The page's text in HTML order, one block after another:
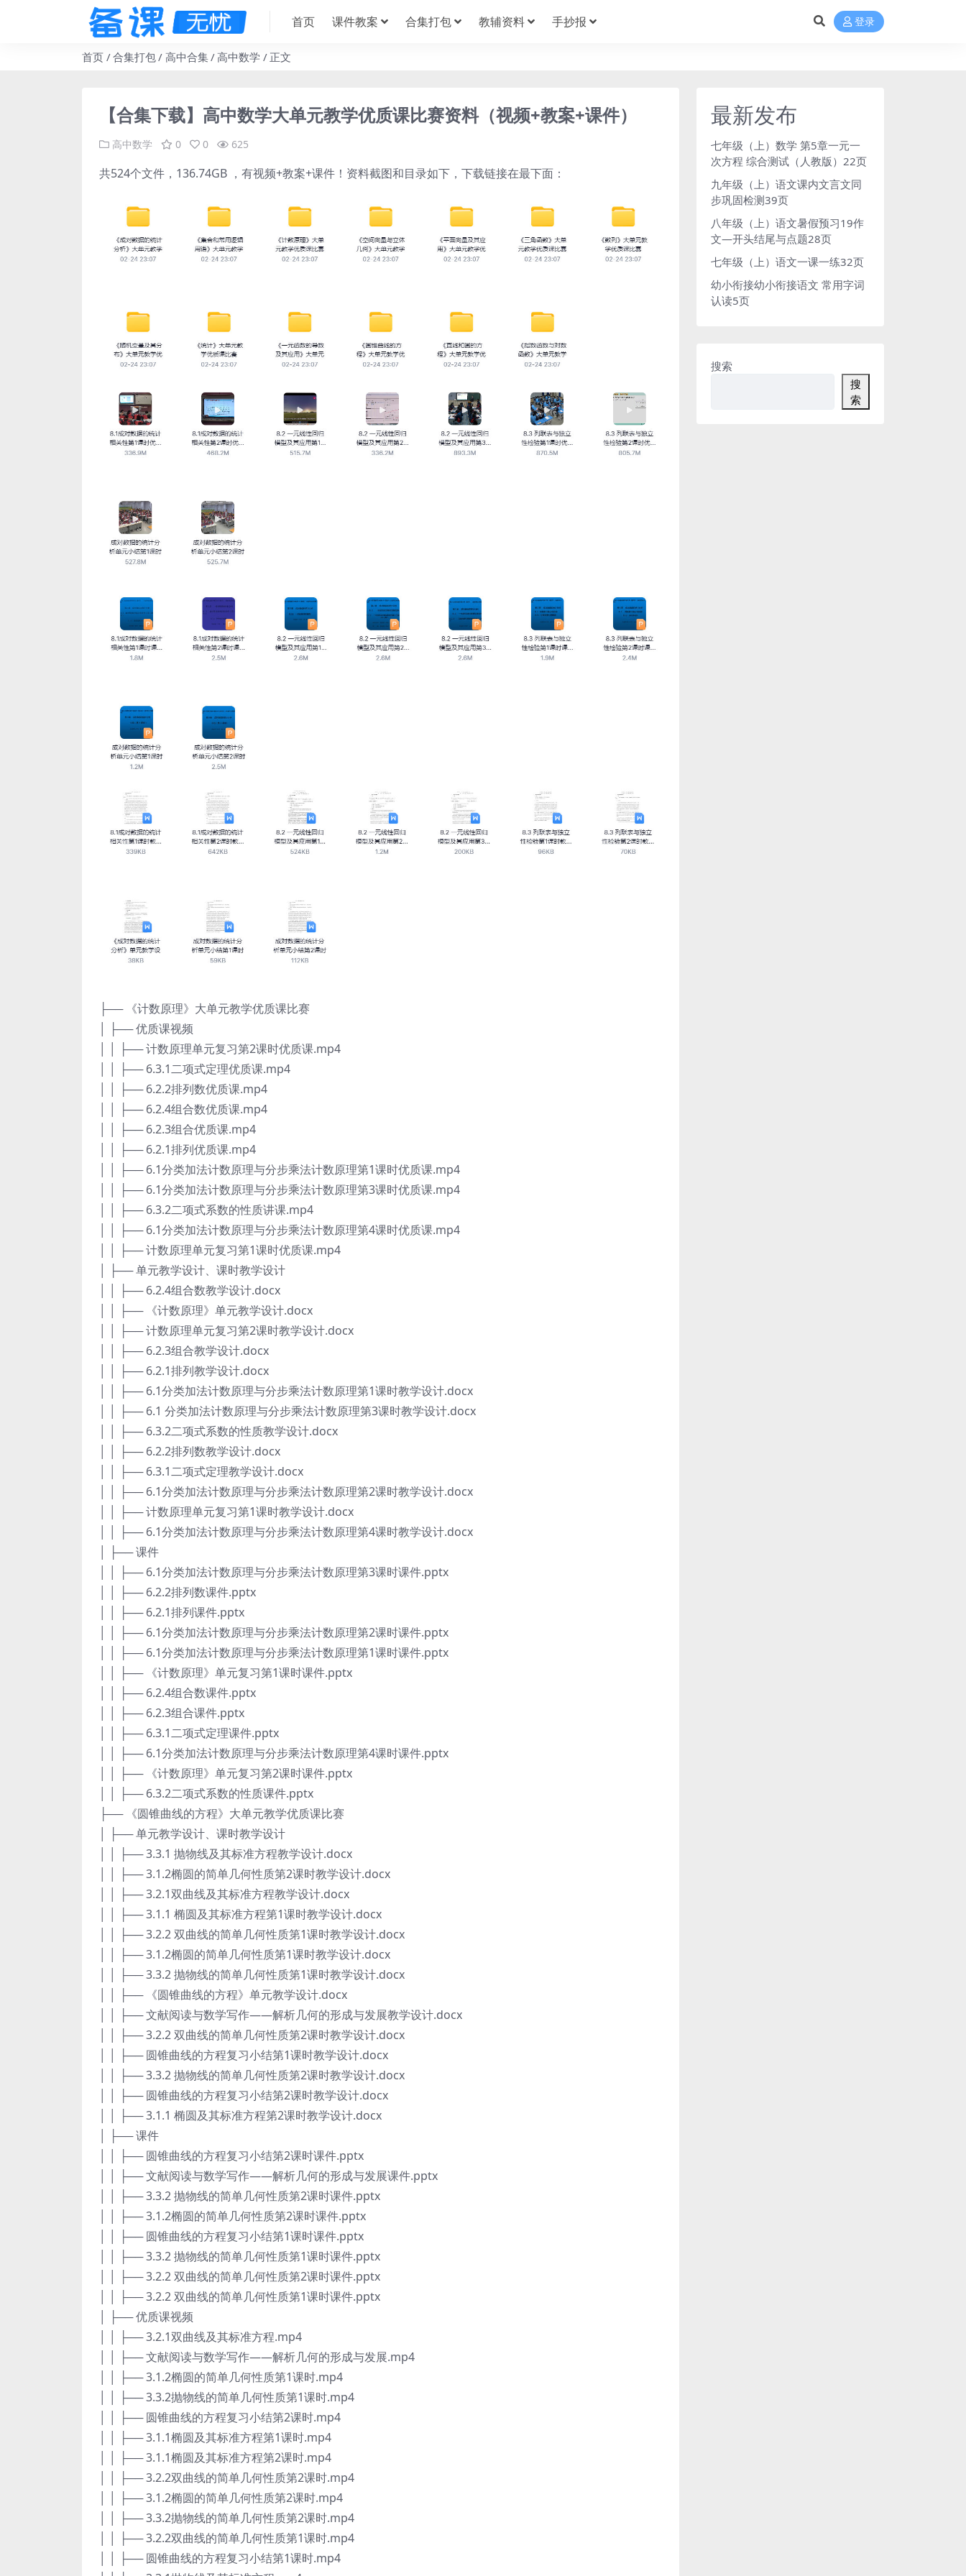
首页 课件教案 合集打包 教辅资料 手抄报 登录
首页 合集打包 高中合集 高中数学 正文
【合集下载】高中数学大单元教学优质课比赛资料（视频+教案+课件）
高中数学 0 0 625
共524个文件，136.74GB ，有视频+教案+课件！资料截图和目录如下，下载链接在最下面：
├── 《计数原理》大单元教学优质课比赛
│ ├── 优质课视频
│ │ ├── 计数原理单元复习第2课时优质课.mp4
│ │ ├── 6.3.1二项式定理优质课.mp4
│ │ ├── 6.2.2排列数优质课.mp4
│ │ ├── 6.2.4组合数优质课.mp4
│ │ ├── 6.2.3组合优质课.mp4
│ │ ├── 6.2.1排列优质课.mp4
│ │ ├── 6.1分类加法计数原理与分步乘法计数原理第1课时优质课.mp4
│ │ ├── 6.1分类加法计数原理与分步乘法计数原理第3课时优质课.mp4
│ │ ├── 6.3.2二项式系数的性质讲课.mp4
│ │ ├── 6.1分类加法计数原理与分步乘法计数原理第4课时优质课.mp4
│ │ ├── 计数原理单元复习第1课时优质课.mp4
│ ├── 单元教学设计、课时教学设计
│ │ ├── 6.2.4组合数教学设计.docx
│ │ ├── 《计数原理》单元教学设计.docx
│ │ ├── 计数原理单元复习第2课时教学设计.docx
│ │ ├── 6.2.3组合教学设计.docx
│ │ ├── 6.2.1排列教学设计.docx
│ │ ├── 6.1分类加法计数原理与分步乘法计数原理第1课时教学设计.docx
│ │ ├── 6.1 分类加法计数原理与分步乘法计数原理第3课时教学设计.docx
│ │ ├── 6.3.2二项式系数的性质教学设计.docx
│ │ ├── 6.2.2排列数教学设计.docx
│ │ ├── 6.3.1二项式定理教学设计.docx
│ │ ├── 6.1分类加法计数原理与分步乘法计数原理第2课时教学设计.docx
│ │ ├── 计数原理单元复习第1课时教学设计.docx
│ │ ├── 6.1分类加法计数原理与分步乘法计数原理第4课时教学设计.docx
│ ├── 课件
│ │ ├── 6.1分类加法计数原理与分步乘法计数原理第3课时课件.pptx
│ │ ├── 6.2.2排列数课件.pptx
│ │ ├── 6.2.1排列课件.pptx
│ │ ├── 6.1分类加法计数原理与分步乘法计数原理第2课时课件.pptx
│ │ ├── 6.1分类加法计数原理与分步乘法计数原理第1课时课件.pptx
│ │ ├── 《计数原理》单元复习第1课时课件.pptx
│ │ ├── 6.2.4组合数课件.pptx
│ │ ├── 6.2.3组合课件.pptx
│ │ ├── 6.3.1二项式定理课件.pptx
│ │ ├── 6.1分类加法计数原理与分步乘法计数原理第4课时课件.pptx
│ │ ├── 《计数原理》单元复习第2课时课件.pptx
│ │ ├── 6.3.2二项式系数的性质课件.pptx
├── 《圆锥曲线的方程》大单元教学优质课比赛
│ ├── 单元教学设计、课时教学设计
│ │ ├── 3.3.1 抛物线及其标准方程教学设计.docx
│ │ ├── 3.1.2椭圆的简单几何性质第2课时教学设计.docx
│ │ ├── 3.2.1双曲线及其标准方程教学设计.docx
│ │ ├── 3.1.1 椭圆及其标准方程第1课时教学设计.docx
│ │ ├── 3.2.2 双曲线的简单几何性质第1课时教学设计.docx
│ │ ├── 3.1.2椭圆的简单几何性质第1课时教学设计.docx
│ │ ├── 3.3.2 抛物线的简单几何性质第1课时教学设计.docx
│ │ ├── 《圆锥曲线的方程》单元教学设计.docx
│ │ ├── 文献阅读与数学写作——解析几何的形成与发展教学设计.docx
│ │ ├── 3.2.2 双曲线的简单几何性质第2课时教学设计.docx
│ │ ├── 圆锥曲线的方程复习小结第1课时教学设计.docx
│ │ ├── 3.3.2 抛物线的简单几何性质第2课时教学设计.docx
│ │ ├── 圆锥曲线的方程复习小结第2课时教学设计.docx
│ │ ├── 3.1.1 椭圆及其标准方程第2课时教学设计.docx
│ ├── 课件
│ │ ├── 圆锥曲线的方程复习小结第2课时课件.pptx
│ │ ├── 文献阅读与数学写作——解析几何的形成与发展课件.pptx
│ │ ├── 3.3.2 抛物线的简单几何性质第2课时课件.pptx
│ │ ├── 3.1.2椭圆的简单几何性质第2课时课件.pptx
│ │ ├── 圆锥曲线的方程复习小结第1课时课件.pptx
│ │ ├── 3.3.2 抛物线的简单几何性质第1课时课件.pptx
│ │ ├── 3.2.2 双曲线的简单几何性质第2课时课件.pptx
│ │ ├── 3.2.2 双曲线的简单几何性质第1课时课件.pptx
│ ├── 优质课视频
│ │ ├── 3.2.1双曲线及其标准方程.mp4
│ │ ├── 文献阅读与数学写作——解析几何的形成与发展.mp4
│ │ ├── 3.1.2椭圆的简单几何性质第1课时.mp4
│ │ ├── 3.3.2抛物线的简单几何性质第1课时.mp4
│ │ ├── 圆锥曲线的方程复习小结第2课时.mp4
│ │ ├── 3.1.1椭圆及其标准方程第1课时.mp4
│ │ ├── 3.1.1椭圆及其标准方程第2课时.mp4
│ │ ├── 3.2.2双曲线的简单几何性质第2课时.mp4
│ │ ├── 3.1.2椭圆的简单几何性质第2课时.mp4
│ │ ├── 3.3.2抛物线的简单几何性质第2课时.mp4
│ │ ├── 3.2.2双曲线的简单几何性质第1课时.mp4
│ │ ├── 圆锥曲线的方程复习小结第1课时.mp4
最新发布
七年级（上）数学 第5章一元一
次方程 综合测试（人教版）22页
九年级（上）语文课内文言文同
步巩固检测39页
八年级（上）语文暑假预习19作
文—开头结尾与点题28页
七年级（上）语文一课一练32页
幼小衔接幼小衔接语文 常用字词
认读5页
搜索
搜
索